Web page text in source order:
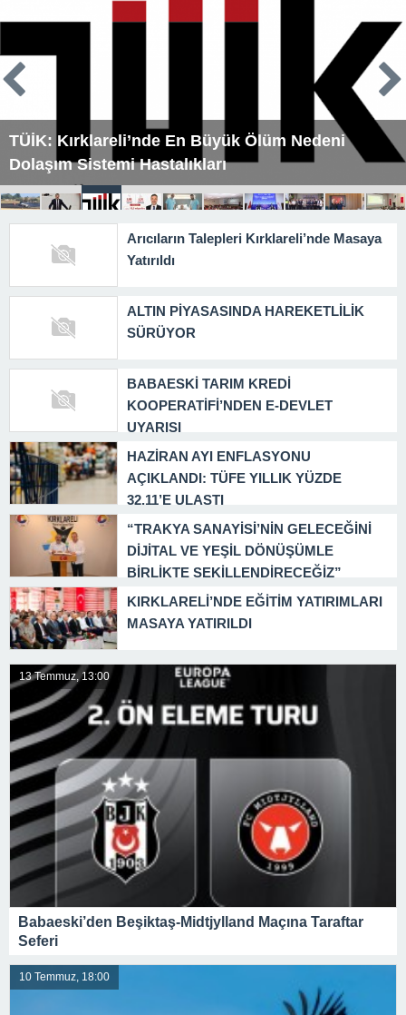
Kırklareli Eğitim ve Araştırma Hastanesi’nde Koordinasyon
Toplantısı
Yaşlı ve Engelli Aylıkları Hesaplara Yatırılmaya
Başlandı
Arıcıların Talepleri Kırklareli’nde Masaya
Yatırıldı
ALTIN PİYASASINDA HAREKETLİLİK
SÜRÜYOR
BABAESKİ TARIM KREDİ
KOOPERATİFİ’NDEN E-DEVLET
UYARISI
HAZİRAN AYI ENFLASYONU
AÇIKLANDI: TÜFE YILLIK YÜZDE
32,11’E ULAŞTI
“TRAKYA SANAYİSİ’NİN GELECEĞİNİ
DİJİTAL VE YEŞİL DÖNÜŞÜMLE
BİRLİKTE ŞEKİLLENDİRECEĞİZ”
KIRKLARELİ’NDE EĞİTİM YATIRIMLARI
MASAYA YATIRILDI
13 Temmuz, 13:00
Babaeski’den Beşiktaş-Midtjylland Maçına Taraftar
Seferi
10 Temmuz, 18:00